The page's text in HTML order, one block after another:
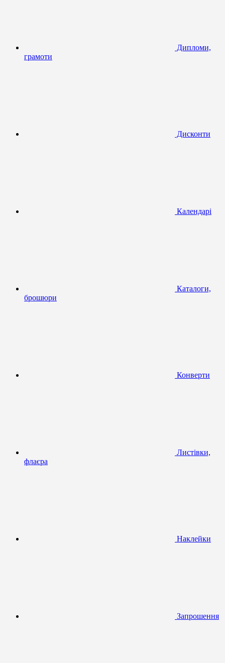
Дипломи,
грамоти
Дисконти
Календарі
Каталоги,
брошюри
Конверти
Листівки,
флаєра
Наклейки
Запрошення